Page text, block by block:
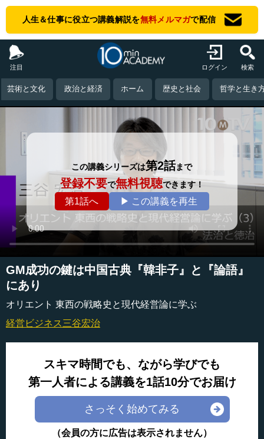
人生＆仕事に役立つ講義解説を無料メルマガで配信
注目 ログイン 検索
芸術と文化 政治と経済 ホーム 歴史と社会 哲学と生き
この講義シリーズは第2話まで
登録不要で無料視聴できます！
第1話へ ▶ この講義を再生
GM成功の鍵は中国古典『韓非子』と『論語』
にあり
オリエント 東西の戦略史と現代経営論に学ぶ
経営ビジネス三谷宏治
スキマ時間でも、ながら学びでも
第一人者による講義を1話10分でお届け
さっそく始めてみる
（会員の方に広告は表示されません）